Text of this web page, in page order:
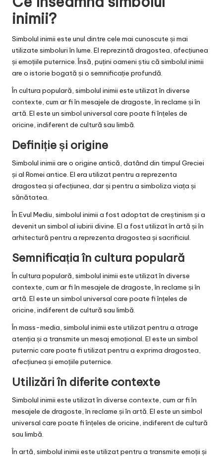
inimii?
Simbolul inimii este unul dintre cele mai cunoscute și mai
utilizate simboluri în lume. El reprezintă dragostea, afecțiunea
și emoțiile puternice. Însă, puțini oameni știu că simbolul inimii
are o istorie bogată și o semnificație profundă.
În cultura populară, simbolul inimii este utilizat în diverse
contexte, cum ar fi în mesajele de dragoste, în reclame și în
artă. El este un simbol universal care poate fi înțeles de
oricine, indiferent de cultură sau limbă.
Definiție și origine
Simbolul inimii are o origine antică, datând din timpul Greciei
și al Romei antice. El era utilizat pentru a reprezenta
dragostea și afecțiunea, dar și pentru a simboliza viața și
sănătatea.
În Evul Mediu, simbolul inimii a fost adoptat de creștinism și a
devenit un simbol al iubirii divine. El a fost utilizat în artă și în
arhitectură pentru a reprezenta dragostea și sacrificiul.
Semnificația în cultura populară
În cultura populară, simbolul inimii este utilizat în diverse
contexte, cum ar fi în mesajele de dragoste, în reclame și în
artă. El este un simbol universal care poate fi înțeles de
oricine, indiferent de cultură sau limbă.
În mass-media, simbolul inimii este utilizat pentru a atrage
atenția și a transmite un mesaj emoțional. El este un simbol
puternic care poate fi utilizat pentru a exprima dragostea,
afecțiunea și emoțiile puternice.
Utilizări în diferite contexte
Simbolul inimii este utilizat în diverse contexte, cum ar fi în
mesajele de dragoste, în reclame și în artă. El este un simbol
universal care poate fi înțeles de oricine, indiferent de cultură
sau limbă.
În artă, simbolul inimii este utilizat pentru a transmite emoții și